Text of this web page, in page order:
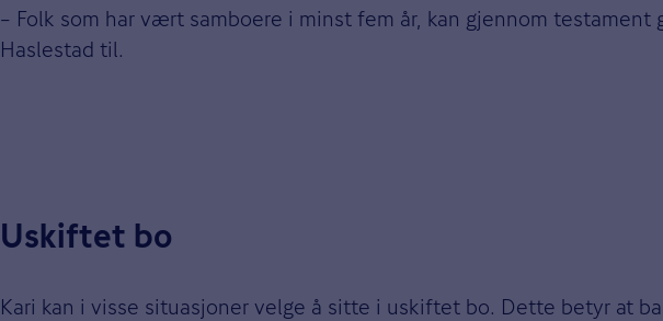
– Folk som har vært samboere i minst fem år, kan gjennom
Haslestad til.
Uskiftet bo
Kari kan i visse situasjoner velge å sitte i uskiftet bo. Dette betyr at